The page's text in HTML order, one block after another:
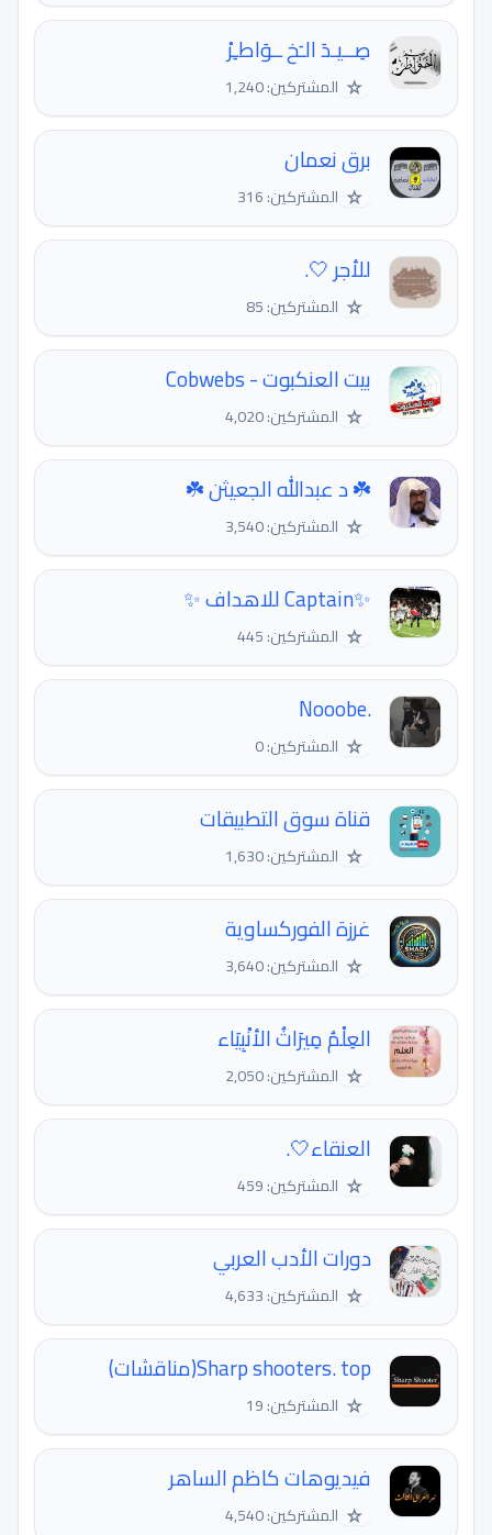
صِــيـدَ الـَخ ــوَاطـِرْ
☆ المشتركين: 1,240
برق نعمان
☆ المشتركين: 316
للأجر 🤍.
☆ المشتركين: 85
بيت العنكبوت - Cobwebs
☆ المشتركين: 4,020
☘️ د عبدالله الجعيثن ☘️
☆ المشتركين: 3,540
✨Captain للاهداف ✨
☆ المشتركين: 445
☆ المشتركين: 0
قناة سوق التطبيقات
☆ المشتركين: 1,630
غرزة الفوركساوية
☆ المشتركين: 3,640
العِلْمُ مِيرَاثُ الأنْبِيَاء
☆ المشتركين: 2,050
العنقاء🤍.
☆ المشتركين: 459
دورات الأدب العربي
☆ المشتركين: 4,633
Sharp shooters. top(مناقشات)
☆ المشتركين: 19
فيديوهات كاظم الساهر
☆ المشتركين: 4,540